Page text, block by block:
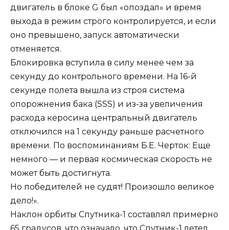
двигатель в блоке G был «опоздал» и время
выхода в режим строго контролируется, и если
оно превышено, запуск автоматически
отменяется.
Блокировка вступила в силу менее чем за
секунду до контрольного времени. На 16-й
секунде полета вышла из строя система
опорожнения бака (SSS) и из-за увеличения
расхода керосина центральный двигатель
отключился на 1 секунду раньше расчетного
времени. По воспоминаниям Б.Е. Черток: Еще
немного — и первая космическая скорость не
может быть достигнута.
Но победителей не судят! Произошло великое
дело!».
Наклон орбиты Спутника-1 составлял примерно